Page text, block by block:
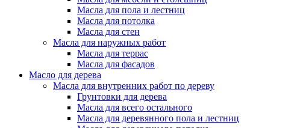
Масла для пола и лестниц
Масла для потолка
Масла для стен
Масла для наружных работ
Масла для террас
Масла для фасадов
Масло для дерева
Масла для внутренних работ по дереву
Грунтовки для дерева
Масла для всего остального
Масла для деревянного пола и лестниц